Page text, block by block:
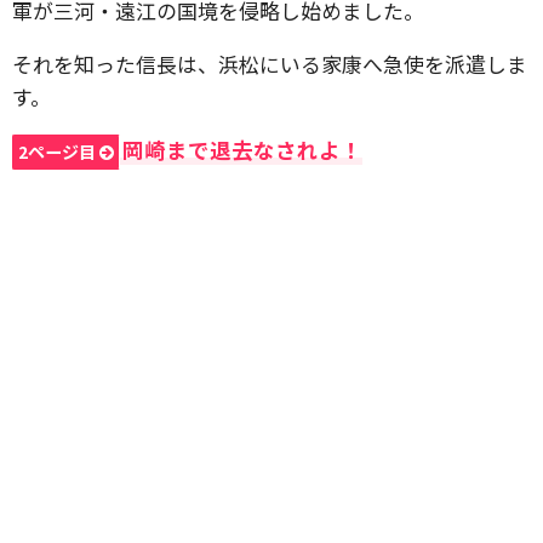
軍が三河・遠江の国境を侵略し始めました。
それを知った信長は、浜松にいる家康へ急使を派遣しま
す。
2ページ目 岡崎まで退去なされよ！